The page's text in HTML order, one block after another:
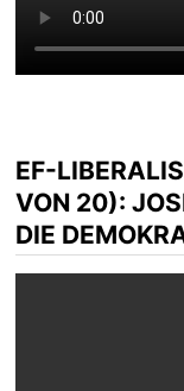
EF-
VON 20):
IE